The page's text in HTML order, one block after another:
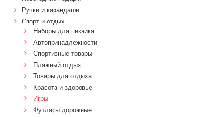
Ручки и карандаши
Спорт и отдых
Наборы для пикника
Автопринадлежности
Спортивные товары
Пляжный отдых
Товары для отдыха
Красота и здоровье
Игры
Футляры дорожные